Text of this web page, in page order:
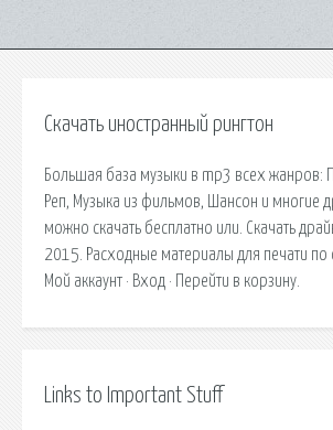
Скачать иностранный рингтон
Большая база музыки в mp3 всех жанров:
Реп, Музыка из фильмов, Шансон и многие
можно скачать бесплатно или. Скачать
2015. Расходные материалы для печати по
Мой аккаунт · Вход · Перейти в корзину.
Links to Important Stuff